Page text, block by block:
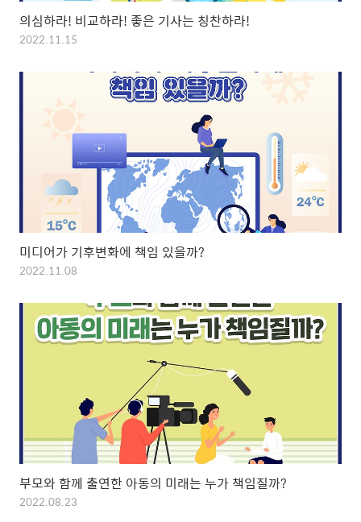
의심하라! 비교하라! 좋은 기사는 칭찬하라!
2022.11.15
미디어가 기후변화에 책임 있을까?
2022.11.08
부모와 함께 출연한 아동의 미래는 누가 책임질까?
2022.08.23